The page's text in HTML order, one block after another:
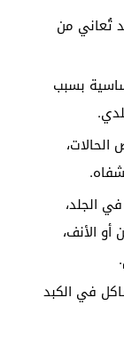
تُعاني من
بسبب
الجلد،
الأنف،
في الكبد